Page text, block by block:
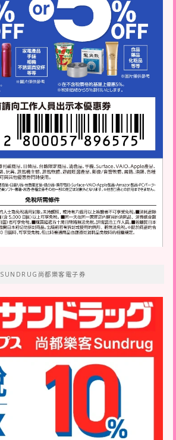
SUNDRUG尚都樂客電子券